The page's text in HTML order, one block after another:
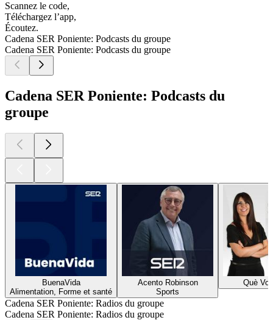
Scannez le code,
Téléchargez l’app,
Écoutez.
Cadena SER Poniente: Podcasts du groupe
Cadena SER Poniente: Podcasts du groupe
Cadena SER Poniente: Podcasts du
groupe
BuenaVida
Alimentation, Forme et santé
Acento Robinson
Sports
Què
Cadena SER Poniente: Radios du groupe
Cadena SER Poniente: Radios du groupe